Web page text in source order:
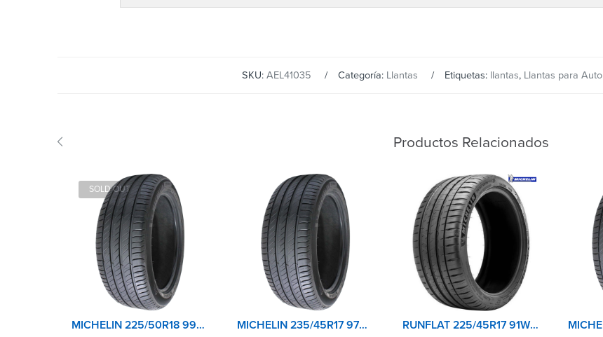
SKU: AEL41035 Categoría: Llantas Etiquetas: llantas, Llantas para Auto
Productos Relacionados
SOLD OUT
MICHELIN 225/50R18 99W XL TL PRIMACY 4+ MICHELIN 235/45R17 97W XL TL PRIMACY 4+ RUNFLAT 225/45R17 91W TL PILOT SPORT 4 MICHELIN